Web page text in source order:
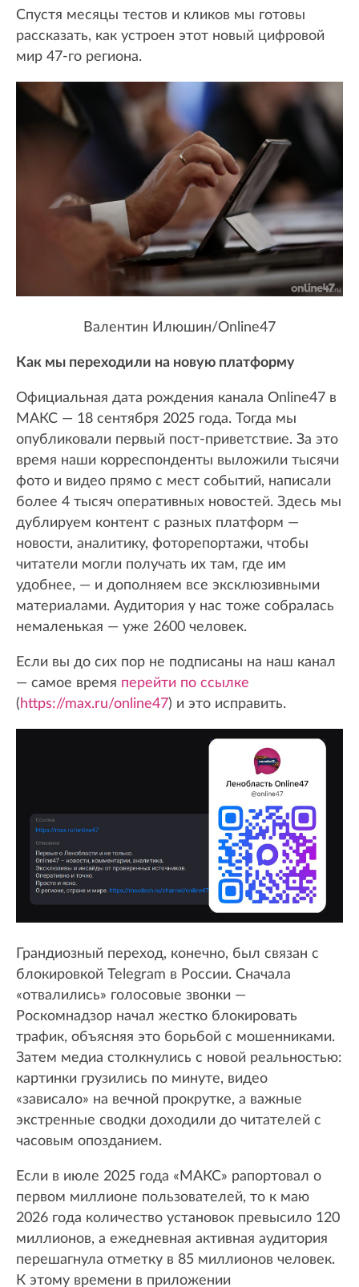
Спустя месяцы тестов и кликов мы готовы
рассказать, как устроен этот новый цифровой
мир 47-го региона.
Валентин Илюшин/Online47
Как мы переходили на новую платформу
Официальная дата рождения канала Online47 в
МАКС — 18 сентября 2025 года. Тогда мы
опубликовали первый пост-приветствие. За это
время наши корреспонденты выложили тысячи
фото и видео прямо с мест событий, написали
более 4 тысяч оперативных новостей. Здесь мы
дублируем контент с разных платформ —
новости, аналитику, фоторепортажи, чтобы
читатели могли получать их там, где им
удобнее, — и дополняем все эксклюзивными
материалами. Аудитория у нас тоже собралась
немаленькая — уже 2600 человек.
Если вы до сих пор не подписаны на наш канал
— самое время перейти по ссылке
(https://max.ru/online47) и это исправить.
Грандиозный переход, конечно, был связан с
блокировкой Telegram в России. Сначала
«отвалились» голосовые звонки —
Роскомнадзор начал жестко блокировать
трафик, объясняя это борьбой с мошенниками.
Затем медиа столкнулись с новой реальностью:
картинки грузились по минуте, видео
«зависало» на вечной прокрутке, а важные
экстренные сводки доходили до читателей с
часовым опозданием.
Если в июле 2025 года «МАКС» рапортовал о
первом миллионе пользователей, то к маю
2026 года количество установок превысило 120
миллионов, а ежедневная активная аудитория
перешагнула отметку в 85 миллионов человек.
К этому времени в приложении